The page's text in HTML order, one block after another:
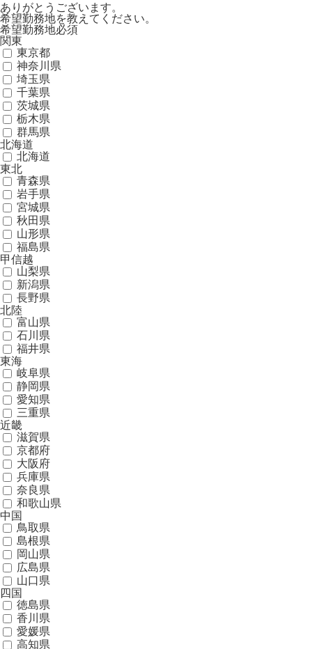
ありがとうございます。
希望勤務地を教えてください。
希望勤務地必須
関東
東京都
神奈川県
埼玉県
千葉県
茨城県
栃木県
群馬県
北海道
北海道
東北
青森県
岩手県
宮城県
秋田県
山形県
福島県
甲信越
山梨県
新潟県
長野県
北陸
富山県
石川県
福井県
東海
岐阜県
静岡県
愛知県
三重県
近畿
滋賀県
京都府
大阪府
兵庫県
奈良県
和歌山県
中国
鳥取県
島根県
岡山県
広島県
山口県
四国
徳島県
香川県
愛媛県
高知県